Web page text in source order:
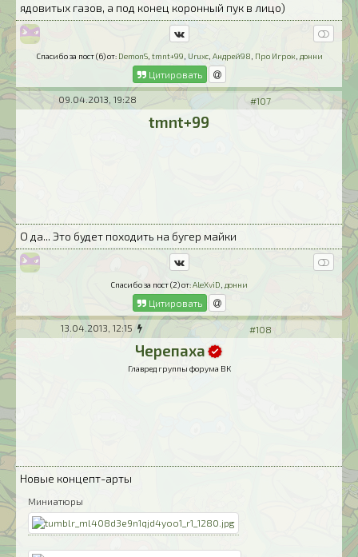
ядовитых газов, а под конец коронный пук в лицо)
Спасибо за пост (6) от: DemonS, tmnt+99 Uruxc, Андрей98 Про Игрок донни
Цитировать
09.04.2013, 19:28 #107
tmnt+99
О да... Это будет походить на бугер майки
Спасибо за пост (2) от:AleXviD донни
Цитировать
13.04.2013, 12:15 #108
Черепаха
Главред группы форума ВК
Новые концепт-арты
Миниатюры